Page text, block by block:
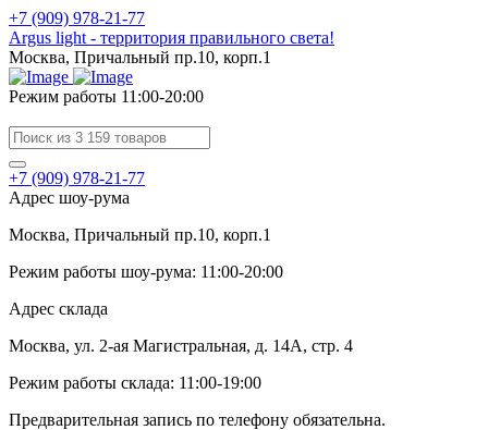
+7 (909) 978-21-77
Argus light - территория правильного света!
Москва, Причальный пр.10, корп.1
Режим работы 11:00-20:00
+7 (909) 978-21-77
Адрес шоу-рума
Москва, Причальный пр.10, корп.1
Режим работы шоу-рума: 11:00-20:00
Адрес склада
Москва, ул. 2-ая Магистральная, д. 14А, стр. 4
Режим работы склада: 11:00-19:00
Предварительная запись по телефону обязательна.